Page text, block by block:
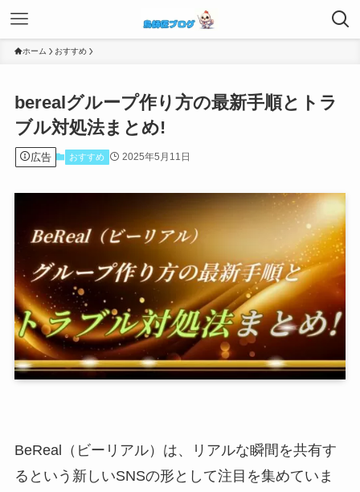
ホーム おすすめ
berealグループ作り方の最新手順とトラ
ブル対処法まとめ!
広告 おすすめ 2025年5月11日
BeReal（ビーリアル）は、リアルな瞬間を共有す
るという新しいSNSの形として注目を集めていま